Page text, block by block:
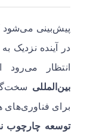
پیش‌بینی می‌شود
در آینده نزدیک
انتظار می‌رود
بین‌المللی
برای
توسعه چارچوب